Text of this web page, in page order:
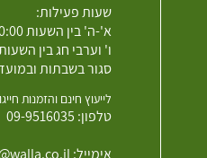
שעות פעילות:
א'-ה' בין השעות 08:30-20:00
ו' וערבי חג בין השעות 08:30-
סגור בשבתות
לייעוץ חינם והזמנות חייגו
טלפון: 09-9516035
אימייל: